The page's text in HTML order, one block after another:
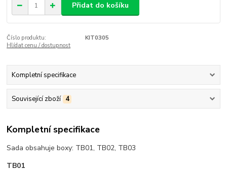
Přidat do košíku
Číslo produktu:
KIT0305
Hlídat cenu / dostupnost
Kompletní specifikace
Související zboží 4
Kompletní specifikace
Sada obsahuje boxy: TB01, TB02, TB03
TB01